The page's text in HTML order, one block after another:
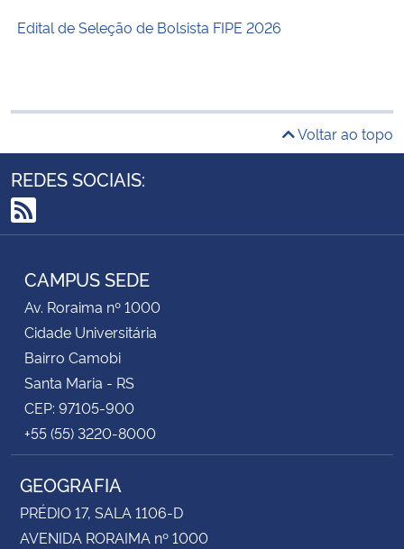
Edital de Seleção de Bolsista FIPE 2026
Voltar ao topo
REDES SOCIAIS:
RSS
CAMPUS SEDE
Av. Roraima nº 1000
Cidade Universitária
Bairro Camobi
Santa Maria - RS
CEP: 97105-900
+55 (55) 3220-8000
GEOGRAFIA
PRÉDIO 17, SALA 1106-D
AVENIDA RORAIMA nº 1000